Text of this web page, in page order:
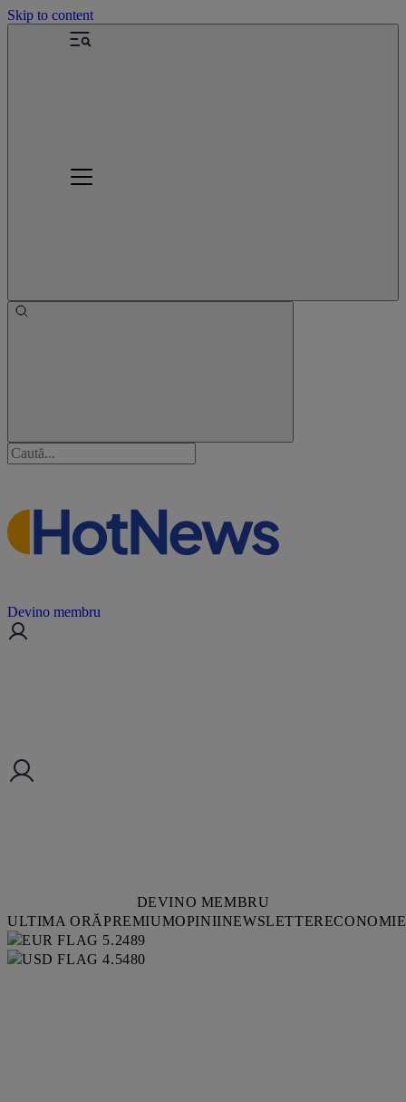
Skip to content
Devino membru
DEVINO MEMBRU
ULTIMA ORĂPREMIUMOPINIINEWSLETTERECONOMIE
5.2489
4.5480